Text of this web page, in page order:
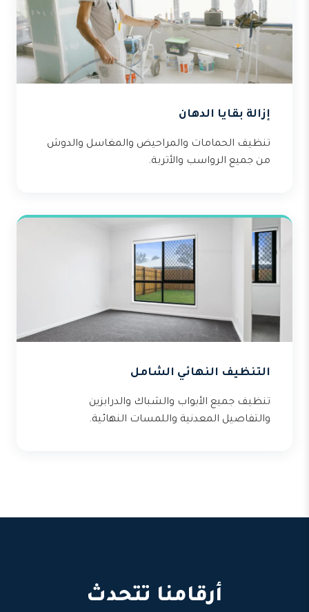
إزالة بقايا الدهان
تنظيف الحمامات والمراحيض والمغاسل والدوش
من جميع الرواسب والأتربة.
التنظيف النهائي الشامل
تنظيف جميع الأبواب والشباك والدرابزين
والتفاصيل المعدنية واللمسات النهائية.
أرقامنا تتحدث